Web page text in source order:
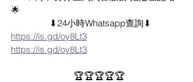
🌟
                ⬇24小時Whatsapp查詢⬇
https://is.gd/oy8Lt3
https://is.gd/oy8Lt3
                          🏆🏆🏆🏆🏆